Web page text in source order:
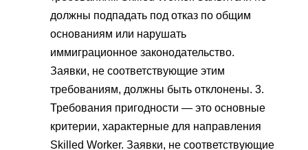
должны подпадать под отказ по общим
основаниям или нарушать
иммиграционное законодательство.
Заявки, не соответствующие этим
требованиям, должны быть отклонены. 3.
Требования пригодности — это основные
критерии, характерные для направления
Skilled Worker. Заявки, не соответствующие